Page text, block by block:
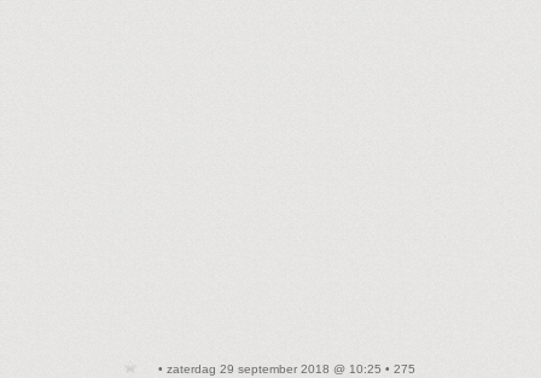
• zaterdag 29 september 2018 @ 10:25 • 275